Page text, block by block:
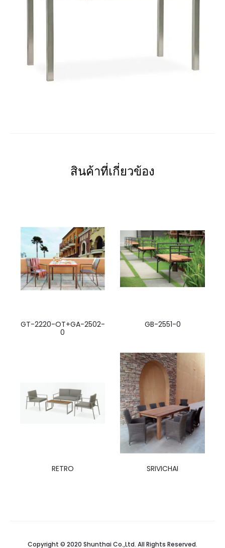
สินค้าที่เกี่ยวข้อง
GT-2220-OT+GA-2502-
0
GB-2551-0
RETRO SRIVICHAI
Copyright © 2020 Shunthai Co.,Ltd. All Rights Reserved.